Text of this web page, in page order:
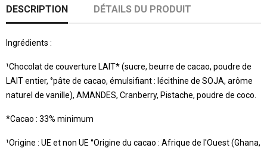
DESCRIPTION DÉTAILS DU PRODUIT
Ingrédients :
¹Chocolat de couverture LAIT* (sucre, beurre de cacao, poudre de
LAIT entier, °pâte de cacao, émulsifiant : lécithine de SOJA, arôme
naturel de vanille), AMANDES, Cranberry, Pistache, poudre de coco.
*Cacao : 33% minimum
¹Origine : UE et non UE °Origine du cacao : Afrique de l'Ouest (Ghana,